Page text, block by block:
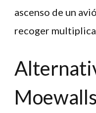
ascenso de un
recoger